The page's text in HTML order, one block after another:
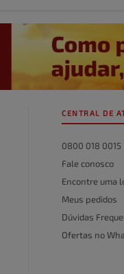
a 5 estrelas
CENTRAL DE
0800 018 0015
Fale conosco
Encontre uma
Meus pedidos
Dúvidas
Ofertas no